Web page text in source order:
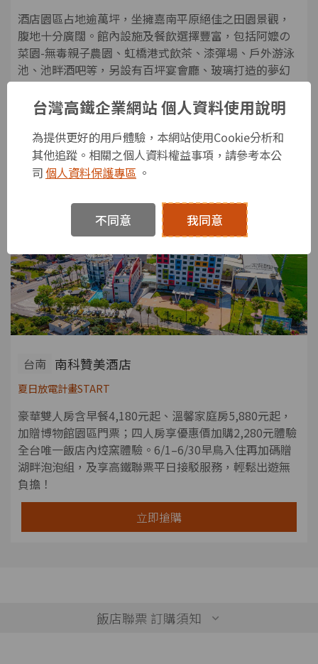
酒店園區占地逾萬坪，坐擁嘉南平原絕佳之田園景觀，
腹地十分廣闊。館內設施及餐飲選擇豐富，包括阿嬤の
菜園-無毒親子農園、虹橋港式飲茶、漆彈場、戶外游泳
池、池畔酒吧等，另設有百坪宴會廳、玻璃打造的夢幻
珍愛教堂及落羽松環繞的心之湖，提供貴賓舉行婚宴或
戶外證婚。
立即搶購
台南 南科贊美酒店
夏日放電計畫START
豪華雙人房含早餐4,180元起、溫馨家庭房5,880元起，
加贈博物館園區門票；四人房享優惠價加購2,280元體驗
全台唯一飯店內焢窯體驗。6/1–6/30早鳥入住再加碼贈
湖畔泡泡組，及享高鐵聯票平日接駁服務，輕鬆出遊無
負擔！
立即搶購
飯店聯票 訂購須知
台灣高鐵企業網站 個人資料使用說明
為提供更好的用戶體驗，本網站使用Cookie分析和
其他追蹤。相關之個人資料權益事項，請參考本公
司個人資料保護專區 。
不同意 我同意